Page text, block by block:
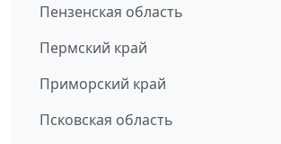
Пензенская область
Пермский край
Приморский край
Псковская область